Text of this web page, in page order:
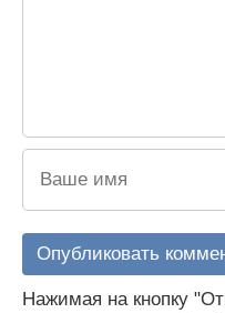
Нажимая на кнопку